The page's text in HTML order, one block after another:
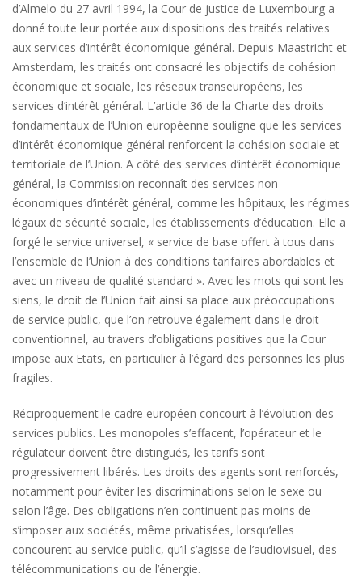
d’Almelo du 27 avril 1994, la Cour de justice de Luxembourg a
donné toute leur portée aux dispositions des traités relatives
aux services d’intérêt économique général. Depuis Maastricht et
Amsterdam, les traités ont consacré les objectifs de cohésion
économique et sociale, les réseaux transeuropéens, les
services d’intérêt général. L’article 36 de la Charte des droits
fondamentaux de l’Union européenne souligne que les services
d’intérêt économique général renforcent la cohésion sociale et
territoriale de l’Union. A côté des services d’intérêt économique
général, la Commission reconnaît des services non
économiques d’intérêt général, comme les hôpitaux, les régimes
légaux de sécurité sociale, les établissements d’éducation. Elle a
forgé le service universel, « service de base offert à tous dans
l’ensemble de l’Union à des conditions tarifaires abordables et
avec un niveau de qualité standard ». Avec les mots qui sont les
siens, le droit de l’Union fait ainsi sa place aux préoccupations
de service public, que l’on retrouve également dans le droit
conventionnel, au travers d’obligations positives que la Cour
impose aux Etats, en particulier à l’égard des personnes les plus
fragiles.
Réciproquement le cadre européen concourt à l’évolution des
services publics. Les monopoles s’effacent, l’opérateur et le
régulateur doivent être distingués, les tarifs sont
progressivement libérés. Les droits des agents sont renforcés,
notamment pour éviter les discriminations selon le sexe ou
selon l’âge. Des obligations n’en continuent pas moins de
s’imposer aux sociétés, même privatisées, lorsqu’elles
concourent au service public, qu’il s’agisse de l’audiovisuel, des
télécommunications ou de l’énergie.